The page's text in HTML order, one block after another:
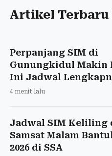
Artikel Terbaru
Perpanjang SIM di
Gunungkidul Makin
Ini Jadwal
4 menit lalu
Jadwal SIM Keliling
Samsat Malam
2026 di SSA